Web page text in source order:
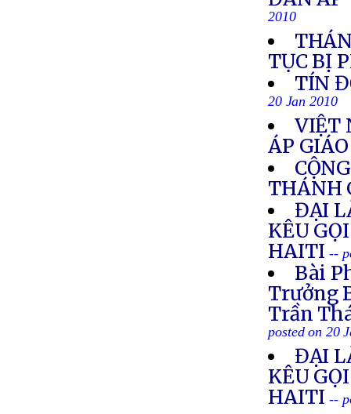
2010
TỤC BỊ
TÍN
20 Jan 2010
VIỆT
ÁP
THÁNH
ĐẠI
KÊU
HAITI --
Bài
Trưởng
Trần
posted on 20
ĐẠI
KÊU
HAITI--